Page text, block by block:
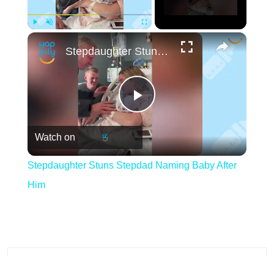
Fullscreen ×
Play
Video
Stepdaughter Stuns Stepdad Naming Baby After Him
Watch on
Stepdaughter Stuns Stepdad Naming Baby After
Him